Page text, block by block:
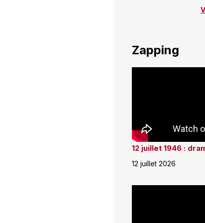
Zapping
12 juillet 1946 :
12 juillet 2026